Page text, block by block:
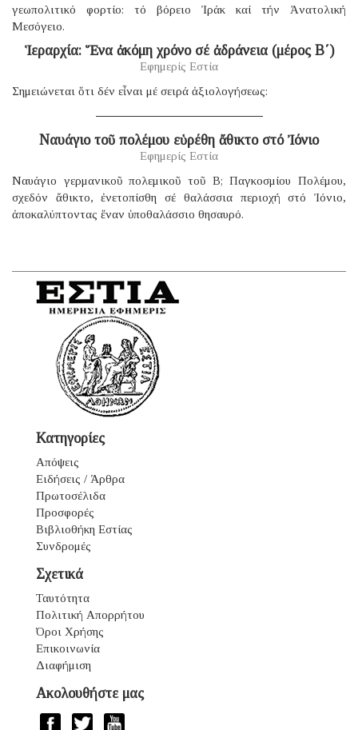
γεωπολιτικό φορτίο: τό βόρειο Ἰράκ καί τήν Ἀνατολική
Μεσόγειο.
Ἱεραρχία: Ἕνα ἀκόμη χρόνο σέ ἀδράνεια (μέρος B΄)
Εφημερίς Εστία
Σημειώνεται ὅτι δέν εἶναι μέ σειρά ἀξιολογήσεως:
Ναυάγιο τοῦ πολέμου εὑρέθη ἄθικτο στό Ἰόνιο
Εφημερίς Εστία
Ναυάγιο γερμανικοῦ πολεμικοῦ τοῦ B; Παγκοσμίου Πολέμου,
σχεδόν ἄθικτο, ἐνετοπίσθη σέ θαλάσσια περιοχή στό Ἰόνιο,
ἀποκαλύπτοντας ἕναν ὑποθαλάσσιο θησαυρό.
Κατηγορίες
Απόψεις
Ειδήσεις / Άρθρα
Πρωτοσέλιδα
Προσφορές
Βιβλιοθήκη Εστίας
Συνδρομές
Σχετικά
Ταυτότητα
Πολιτική Απορρήτου
Όροι Χρήσης
Επικοινωνία
Διαφήμιση
Ακολουθήστε μας